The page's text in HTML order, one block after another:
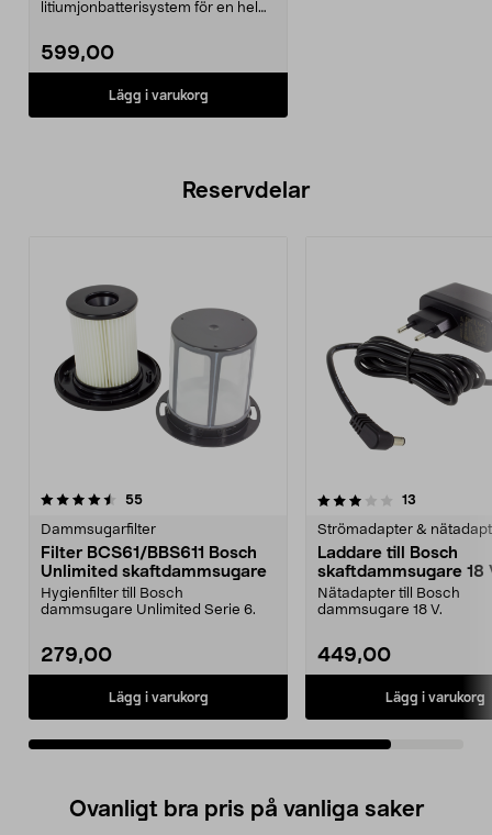
litiumjonbatterisystem för en hel
599,00
Lägg i varukorg
Reservdelar
55recensioner
Dammsugarfilter
Filter BCS61/BBS611 Bosch
Unlimited skaftdammsugare
Hygienfilter till Bosch
dammsugare Unlimited Serie 6.
279,00
Lägg i varukorg
3.5av 5 stjärnor 13
Strömadapter &
Laddare till Bosch
skaftdammsugare 18
Nätadapter till Bosch
dammsugare 18 V.
449,00
Lägg i varukorg
Ovanligt bra pris på vanliga saker